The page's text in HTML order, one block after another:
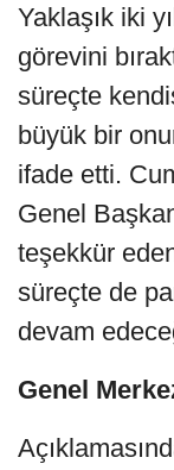
Yaklaşık iki
görevini
süreçte
büyük bir
ifade etti.
Genel
teşekkür
süreçte de
devam
Genel